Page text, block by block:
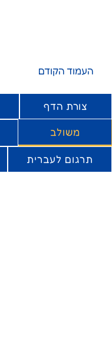
העמוד הקודם
צורת הדף
משולב
תרגום לעברית